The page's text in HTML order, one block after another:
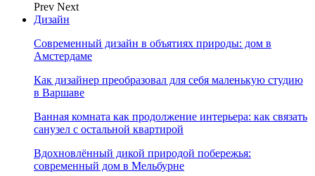
Prev Next
Дизайн
Современный дизайн в объятиях природы: дом в
Амстердаме
Как дизайнер преобразовал для себя маленькую студию
в Варшаве
Ванная комната как продолжение интерьера: как связать
санузел с остальной квартирой
Вдохновлённый дикой природой побережья:
современный дом в Мельбурне